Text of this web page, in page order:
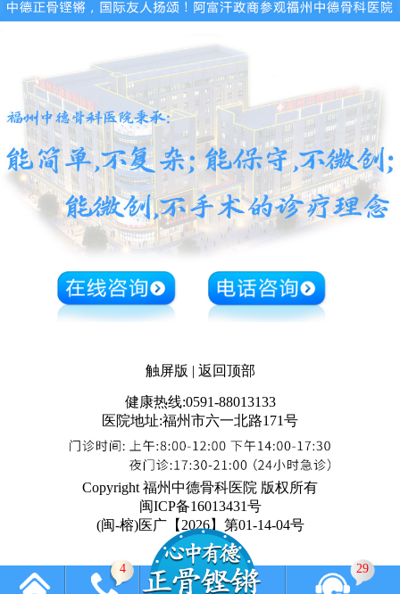
触屏版 | 返回顶部
健康热线:0591-88013133
医院地址:福州市六一北路171号
Copyright 福州中德骨科医院 版权所有
闽ICP备16013431号
(闽-榕)医广【2026】第01-14-04号
4 29